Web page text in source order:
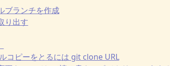
ブランチを作成
り出す
コピーをとるには git clone URL